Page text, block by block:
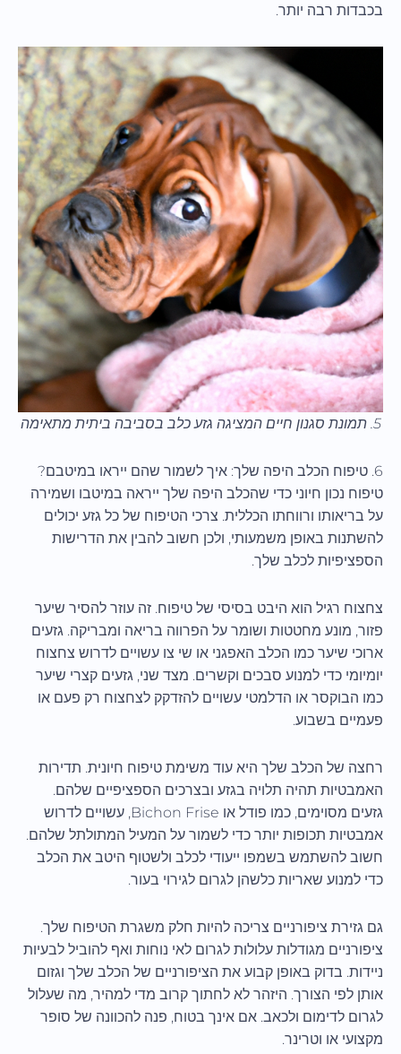
בכבדות רבה יותר.
5. תמונת סגנון חיים המציגה גזע כלב בסביבה ביתית מתאימה
6. טיפוח הכלב היפה שלך: איך לשמור שהם ייראו במיטבם?
טיפוח נכון חיוני כדי שהכלב היפה שלך ייראה במיטבו ושמירה
על בריאותו ורווחתו הכללית. צרכי הטיפוח של כל גזע יכולים
להשתנות באופן משמעותי, ולכן חשוב להבין את הדרישות
הספציפיות לכלב שלך.
צחצוח רגיל הוא היבט בסיסי של טיפוח. זה עוזר להסיר שיער
פזור, מונע מחטטות ושומר על הפרווה בריאה ומבריקה. גזעים
ארוכי שיער כמו הכלב האפגני או שי צו עשויים לדרוש צחצוח
יומיומי כדי למנוע סבכים וקשרים. מצד שני, גזעים קצרי שיער
כמו הבוקסר או הדלמטי עשויים להזדקק לצחצוח רק פעם או
פעמיים בשבוע.
רחצה של הכלב שלך היא עוד משימת טיפוח חיונית. תדירות
האמבטיות תהיה תלויה בגזע ובצרכים הספציפיים שלהם.
גזעים מסוימים, כמו פודל או Bichon Frise, עשויים לדרוש
אמבטיות תכופות יותר כדי לשמור על המעיל המתולתל שלהם.
חשוב להשתמש בשמפו ייעודי לכלב ולשטוף היטב את הכלב
כדי למנוע שאריות כלשהן לגרום לגירוי בעור.
גם גזירת ציפורניים צריכה להיות חלק משגרת הטיפוח שלך.
ציפורניים מגודלות עלולות לגרום לאי נוחות ואף להוביל לבעיות
ניידות. בדוק באופן קבוע את הציפורניים של הכלב שלך וגזום
אותן לפי הצורך. היזהר לא לחתוך קרוב מדי למהיר, מה שעלול
לגרום לדימום ולכאב. אם אינך בטוח, פנה להכוונה של סופר
מקצועי או וטרינר.